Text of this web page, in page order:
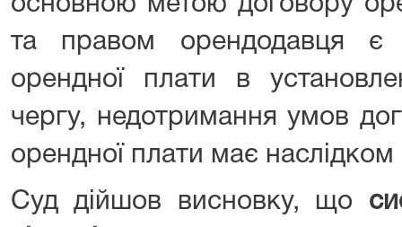
основною метою договору
та правом орендодавця є
орендної плати в
чергу, недотримання умов
орендної плати має
Суд дійшов висновку, що